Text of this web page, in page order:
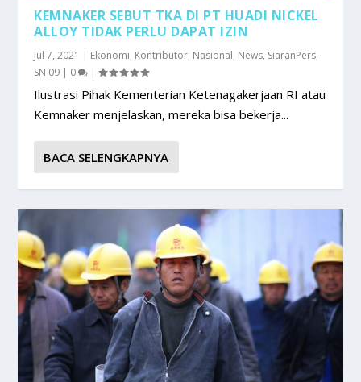
KEMNAKER SEBUT TKA DI PT HUADI NICKEL
ALLOY TIDAK PERLU DAPAT IZIN
Jul 7, 2021 | Ekonomi, Kontributor, Nasional, News, SiaranPers,
SN 09 | 0 |
Ilustrasi Pihak Kementerian Ketenagakerjaan RI atau
Kemnaker menjelaskan, mereka bisa bekerja...
BACA SELENGKAPNYA